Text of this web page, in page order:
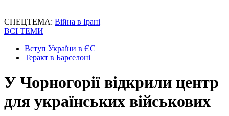
СПЕЦТЕМА: Війна в Ірані
ВСІ ТЕМИ
Вступ України в ЄС
Теракт в Барселоні
У Чорногорії відкрили центр
для українських військових